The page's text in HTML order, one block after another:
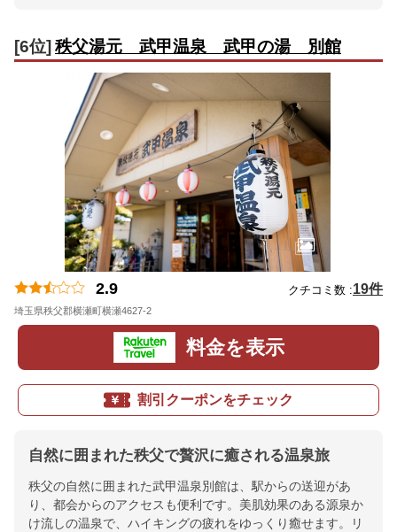
[6位] 秩父湯元 武甲温泉 武甲の湯 別館
2.9 クチコミ数 :19件
埼玉県秩父郡横瀬町横瀬4627-2
料金を表示
割引クーポンをチェック
自然に囲まれた秩父で贅沢に癒される温泉旅
秩父の自然に囲まれた武甲温泉別館は、駅からの送迎があ
り、都会からのアクセスも便利です。美肌効果のある源泉か
け流しの温泉で、ハイキングの疲れをゆっくり癒せます。リ